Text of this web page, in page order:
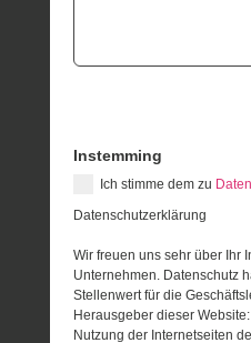
Instemming
Ich stimme dem zu
Datenschutzerklärung
Wir freuen uns sehr über Ihr
Unternehmen. Datenschutz
Stellenwert für die
Herausgeber dieser
Nutzung der Internetseiten